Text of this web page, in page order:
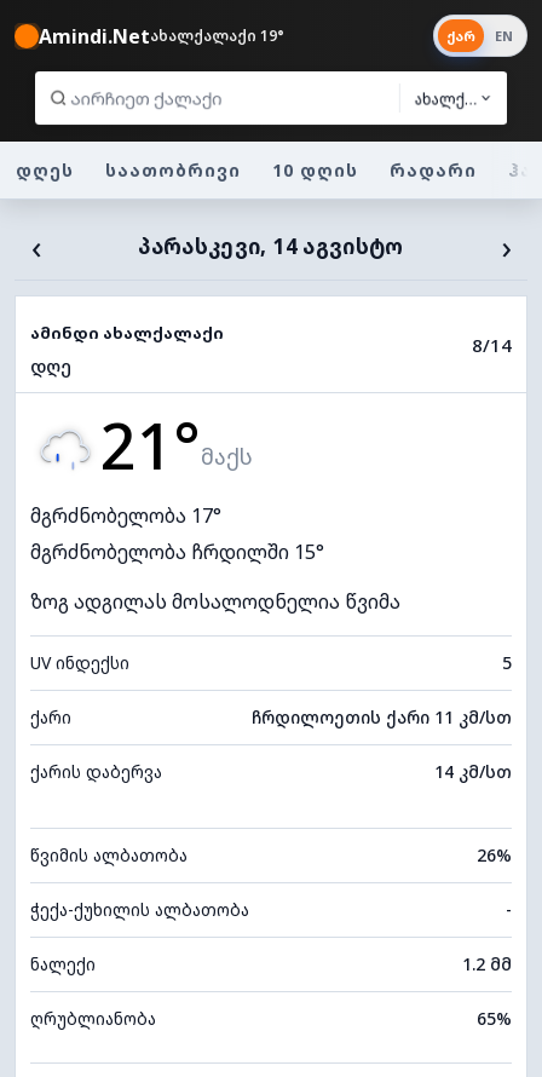
Amindi.Netახალქალაქი 19°
ახალქალაქი
ქარ EN
დღეს საათობრივი 10 დღის რადარი
‹ ᲞᲐᲠᲐᲡᲙᲔᲕᲘ, 14 ᲐᲒᲕᲘᲡᲢᲝ ›
ამინდი ახალქალაქი
დღე
8/14
21°მაქს
მგრძნობელობა 17°
მგრძნობელობა ჩრდილში 15°
ზოგ ადგილას მოსალოდნელია წვიმა
UV ინდექსი 5
ქარი ჩრდილოეთის ქარი 11 კმ/სთ
ქარის დაბერვა 14 კმ/სთ
წვიმის ალბათობა 26%
ჭექა-ქუხილის ალბათობა -
ნალექი 1.2 მმ
ღრუბლიანობა 65%